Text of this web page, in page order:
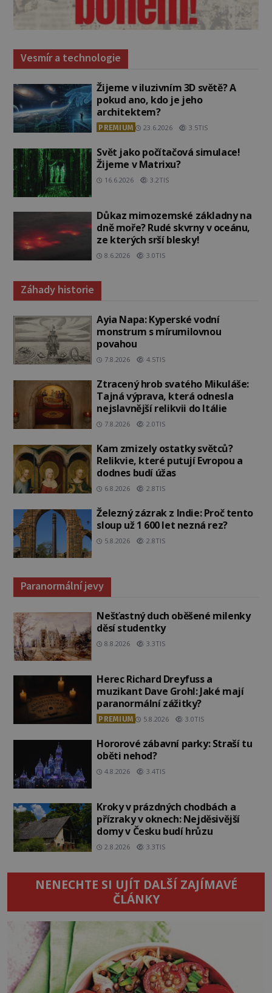
Vesmír a technologie
Žijeme v iluzivním 3D světě? A
pokud ano, kdo je jeho
architektem?
PREMIUM 23.6.2026 3.5TIS
Svět jako počítačová simulace!
Žijeme v Matrixu?
16.6.2026 3.2TIS
Důkaz mimozemské základny na
dně moře? Rudé skvrny v oceánu,
ze kterých srší blesky!
8.6.2026 3.0TIS
Záhady historie
Ayia Napa: Kyperské vodní
monstrum s mírumilovnou
povahou
7.8.2026 4.5TIS
Ztracený hrob svatého Mikuláše:
Tajná výprava, která odnesla
nejslavnější relikvii do Itálie
7.8.2026 2.0TIS
Kam zmizely ostatky světců?
Relikvie, které putují Evropou a
dodnes budí úžas
6.8.2026 2.8TIS
Železný zázrak z Indie: Proč tento
sloup už 1 600 let nezná rez?
5.8.2026 2.8TIS
Paranormální jevy
Nešťastný duch oběšené milenky
děsí studentky
8.8.2026 3.3TIS
Herec Richard Dreyfuss a
muzikant Dave Grohl: Jaké mají
paranormální zážitky?
PREMIUM 5.8.2026 3.0TIS
Hororové zábavní parky: Straší tu
oběti nehod?
4.8.2026 3.4TIS
Kroky v prázdných chodbách a
přízraky v oknech: Nejděsivější
domy v Česku budí hrůzu
2.8.2026 3.3TIS
NENECHTE SI UJÍT DALŠÍ ZAJÍMAVÉ
ČLÁNKY